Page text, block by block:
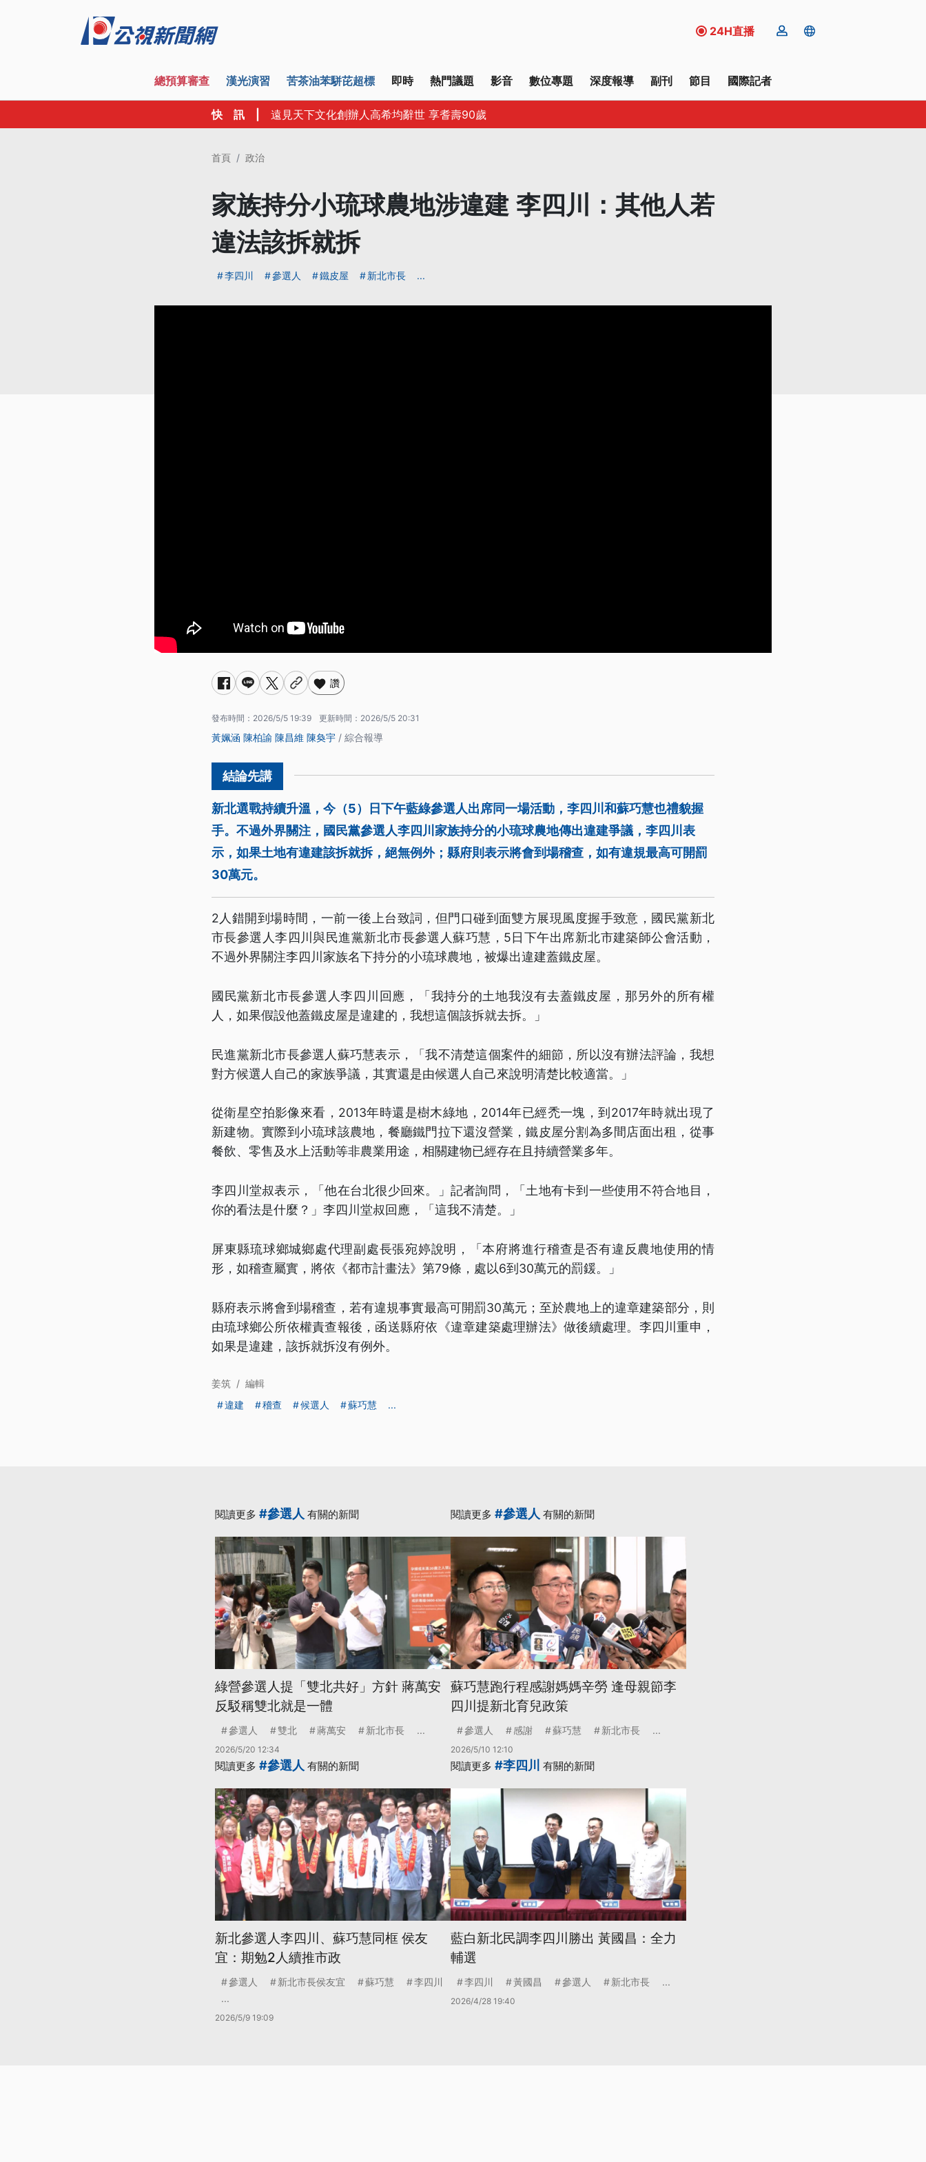
24H直播
總預算審查 漢光演習 苦茶油苯駢芘超標 即時 熱門議題 影音 數位專題 深度報導 副刊 節目 國際記者
快 訊 遠見天下文化創辦人高希均辭世 享耆壽90歲
首頁 政治
家族持分小琉球農地涉違建 李四川：其他人若
違法該拆就拆
李四川 參選人 鐵皮屋 新北市長 ...
讚
發布時間： 2026/5/5 19:39 更新時間： 2026/5/5 20:31
黃姵涵 陳柏諭 陳昌維 陳奐宇 / 綜合報導
新北選戰持續升溫，今（5）日下午藍綠參選人出席同一場活動，李四川和蘇巧慧也禮貌握
手。不過外界關注，國民黨參選人李四川家族持分的小琉球農地傳出違建爭議，李四川表
示，如果土地有違建該拆就拆，絕無例外；縣府則表示將會到場稽查，如有違規最高可開罰
30萬元。
2人錯開到場時間，一前一後上台致詞，但門口碰到面雙方展現風度握手致意，國民黨新北
市長參選人李四川與民進黨新北市長參選人蘇巧慧，5日下午出席新北市建築師公會活動，
不過外界關注李四川家族名下持分的小琉球農地，被爆出違建蓋鐵皮屋。
國民黨新北市長參選人李四川回應，「我持分的土地我沒有去蓋鐵皮屋，那另外的所有權
人，如果假設他蓋鐵皮屋是違建的，我想這個該拆就去拆。」
民進黨新北市長參選人蘇巧慧表示，「我不清楚這個案件的細節，所以沒有辦法評論，我想
對方候選人自己的家族爭議，其實還是由候選人自己來說明清楚比較適當。」
從衛星空拍影像來看，2013年時還是樹木綠地，2014年已經禿一塊，到2017年時就出現了
新建物。實際到小琉球該農地，餐廳鐵門拉下還沒營業，鐵皮屋分割為多間店面出租，從事
餐飲、零售及水上活動等非農業用途，相關建物已經存在且持續營業多年。
李四川堂叔表示，「他在台北很少回來。」記者詢問，「土地有卡到一些使用不符合地目，
你的看法是什麼？」李四川堂叔回應，「這我不清楚。」
屏東縣琉球鄉城鄉處代理副處長張宛婷說明，「本府將進行稽查是否有違反農地使用的情
形，如稽查屬實，將依《都市計畫法》第79條，處以6到30萬元的罰鍰。」
縣府表示將會到場稽查，若有違規事實最高可開罰30萬元；至於農地上的違章建築部分，則
由琉球鄉公所依權責查報後，函送縣府依《違章建築處理辦法》做後續處理。李四川重申，
如果是違建，該拆就拆沒有例外。
姜筑 / 編輯
違建
稽查 候選人 蘇巧慧 ...
閱讀更多 #參選人 有關的新聞
綠營參選人提「雙北共好」方針 蔣萬安
反駁稱雙北就是一體
參選人 雙北 蔣萬安 新北市長 ...
2026/5/20 12:34
閱讀更多 #參選人 有關的新聞
蘇巧慧跑行程感謝媽媽辛勞 逢母親節李
四川提新北育兒政策
參選人 感謝 蘇巧慧 新北市長 ...
2026/5/10 12:10
閱讀更多 #參選人 有關的新聞
新北參選人李四川、蘇巧慧同框 侯友
宜：期勉2人續推市政
參選人 新北市長侯友宜 蘇巧慧
李四川
...
2026/5/9 19:09
閱讀更多 #李四川 有關的新聞
藍白新北民調李四川勝出 黃國昌：全力
輔選
李四川 黃國昌 參選人 新北市長 ...
2026/4/28 19:40